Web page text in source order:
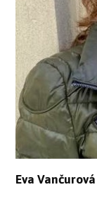
Eva Vančurová